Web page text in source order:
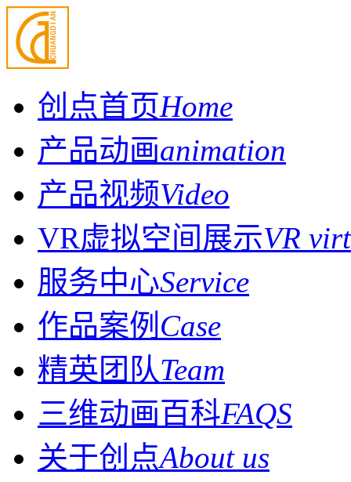
创点首页Home
产品动画animation
产品视频Video
VR虚拟空间展示VR
服务中心Service
作品案例 Case
精英团队Team
三维动画百科FAQS
关于创点About us